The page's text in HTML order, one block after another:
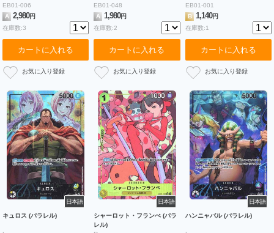
EB01-006
A
2,980円
在庫数:3
カートに入れる
EB01-048
A
1,980円
在庫数:2
カートに入れる
EB01-001
B 1,140円
在庫数:1
カートに入れる
日本語
キュロス (パラレル)
日本語
シャーロット・フランぺ (パラ
レル)
日本語
ハンニャバル (パラレル)